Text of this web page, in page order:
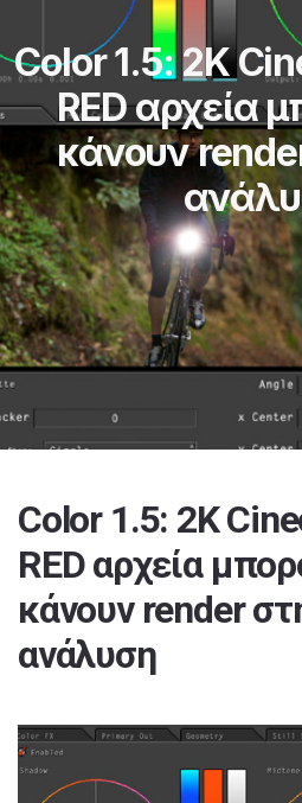
Color 1.5: 2K
RED αρχεία
κάνουν
Color 1.5: 2K
RED αρχεία
κάνουν render
ανάλυση